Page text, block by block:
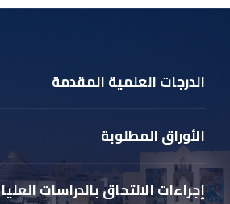
الدرجات العلمية المقدمة
الأوراق المطلوبة
إجراءات الالتحاق بالدراسات العليا